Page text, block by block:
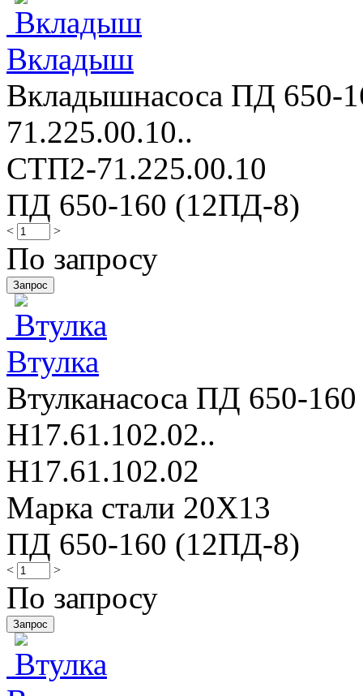
Вкладыш
Вкладышнасоса ПД 650-
71.225.00.10..
СТП2-71.225.00.10
ПД 650-160 (12ПД-8)
< >
По запросу
Втулка
Втулканасоса ПД 650-
Н17.61.102.02..
Н17.61.102.02
Марка стали 20Х13
ПД 650-160 (12ПД-8)
< >
По запросу